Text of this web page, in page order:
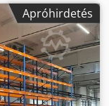
2200 kg Anyag
oldalán
rögzítve Felület:
acéllemez
m magas / 110
PR9000
Apróhirdetés